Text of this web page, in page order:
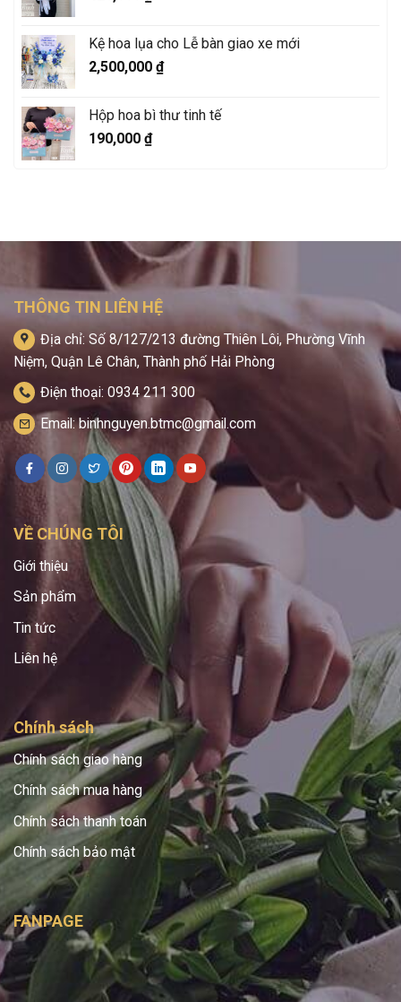
Kệ hoa lụa cho Lễ bàn giao xe mới
2,500,000 ₫
Hộp hoa bì thư tinh tế
190,000 ₫
THÔNG TIN LIÊN HỆ
Địa chỉ: Số 8/127/213 đường Thiên Lôi, Phường Vĩnh
Niệm, Quận Lê Chân, Thành phố Hải Phòng
Điện thoại: 0934 211 300
Email: binhnguyen.btmc@gmail.com
VỀ CHÚNG TÔI
Giới thiệu
Sản phẩm
Tin tức
Liên hệ
Chính sách
Chính sách giao hàng
Chính sách mua hàng
Chính sách thanh toán
Chính sách bảo mật
FANPAGE